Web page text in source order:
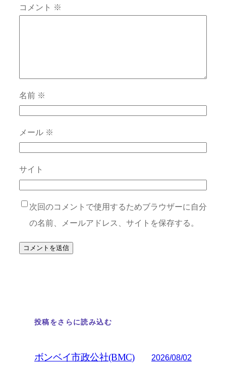
コメント ※
名前 ※
メール ※
サイト
次回のコメントで使用するためブラウザーに自分
の名前、メールアドレス、サイトを保存する。
投稿をさらに読み込む
ボンベイ市政公社(BMC) 2026/08/02